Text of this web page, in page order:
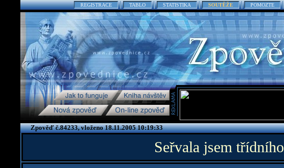
REGISTRACE TABLO STATISTIKA SOUTĚŽE POMOZTE
Zpověď č.84233, vloženo 18.11.2005 10:19:33
Seřvala jsem třídního